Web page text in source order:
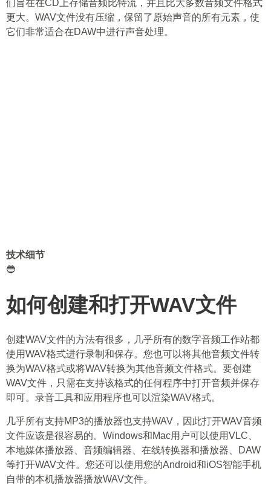
们旨在在CD上存储音频比特流，并且比大多数音频文件格式
更大。WAV文件没有压缩，保留了原始声音的所有元素，使
它们非常适合在DAW中进行声音处理。
技术细节
🔵
如何创建和打开WAV文件
创建WAV文件的方法有很多，几乎所有的数字音频工作站都
使用WAV格式进行录制和保存。您也可以将其他音频文件转
换为WAV格式或将WAV转换为其他音频文件格式。要创建
WAV文件，只需在支持该格式的任何程序中打开音频并保存
即可。录音工具和应用程序也可以渲染WAV格式。
几乎所有支持MP3的播放器也支持WAV，因此打开WAV音频
文件应该是很容易的。Windows和Mac用户可以使用VLC、
本地媒体播放器、音频编辑器、在线转换器和播放器、DAW
等打开WAV文件。您还可以使用您的Android和iOS智能手机
自带的本机播放器播放WAV文件。